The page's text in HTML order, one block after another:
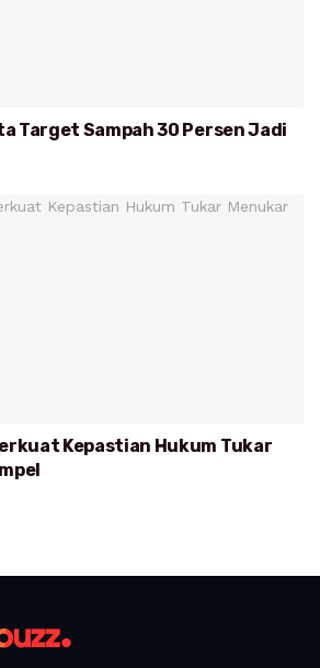
Target Sampah 30 Persen Jadi
Kepastian Hukum Tukar